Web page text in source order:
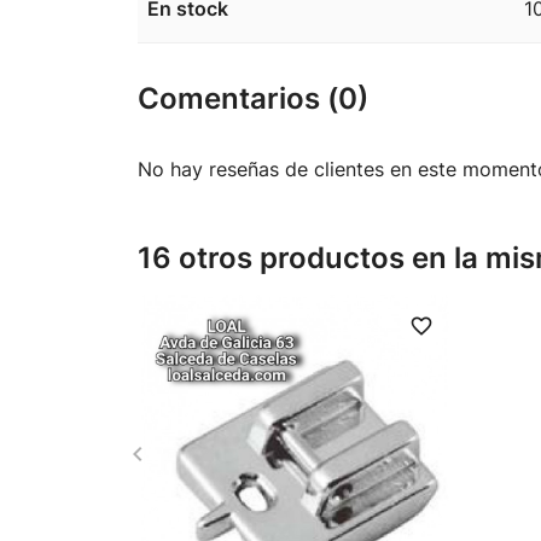
En stock
Comentarios (0)
No hay reseñas de clientes en este
16 otros productos en la
favorite_border